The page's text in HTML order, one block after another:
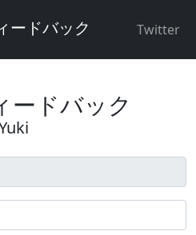
ードバック Twitter
ードバック